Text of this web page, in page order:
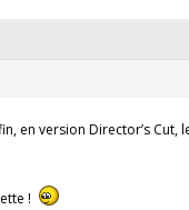
en version Director’s Cut,
!